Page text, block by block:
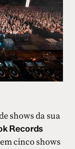
shows da sua
Records
em cinco shows